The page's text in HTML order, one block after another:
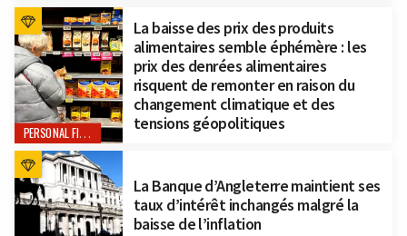
PERSONAL FINANCE
La baisse des prix des produits
alimentaires semble éphémère : les
prix des denrées alimentaires
risquent de remonter en raison du
changement climatique et des
tensions géopolitiques
La Banque d’Angleterre maintient ses
taux d’intérêt inchangés malgré la
baisse de l’inflation